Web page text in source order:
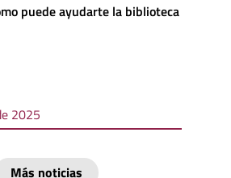
puede ayudarte la biblioteca
2025
Más noticias